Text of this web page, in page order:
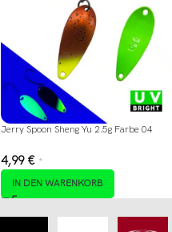
Jerry Spoon Sheng Yu 2.5g Farbe 04
4,99 € *
IN DEN WARENKORB